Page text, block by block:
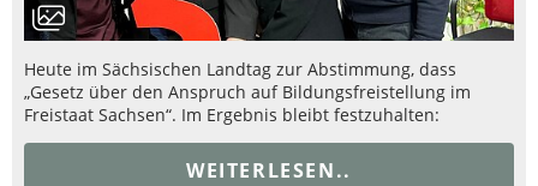
Heute im Sächsischen Landtag zur Abstimmung, dass
„Gesetz über den Anspruch auf Bildungsfreistellung im
Freistaat Sachsen“. Im Ergebnis bleibt festzuhalten:
WEITERLESEN..